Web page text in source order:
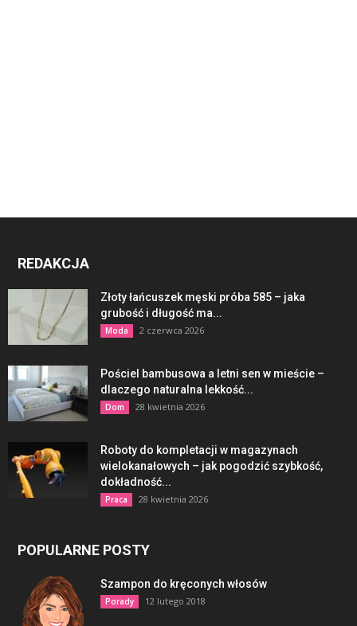
REDAKCJA
Złoty łańcuszek męski próba 585 – jaka
grubość i długość ma...
Moda 2 czerwca 2026
Pościel bambusowa a letni sen w mieście –
dlaczego naturalna lekkość...
Dom 28 kwietnia 2026
Roboty do kompletacji w magazynach
wielokanałowych – jak pogodzić szybkość,
dokładność...
Praca 28 kwietnia 2026
POPULARNE POSTY
Szampon do kręconych włosów
Porady 12 lutego 2018